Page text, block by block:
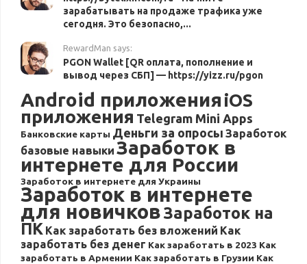
зарабатывать на продаже трафика уже
сегодня. Это безопасно,...
RewardMan says:
PGON Wallet [QR оплата, пополнение и
вывод через СБП] — https://yizz.ru/pgon
Android приложения iOS
приложения Telegram Mini Apps
Банковские карты Деньги за опросы Заработок
базовые навыки Заработок в
интернете для России
Заработок в интернете для Украины
Заработок в интернете
для новичковЗаработок на
ПК Как заработать без вложений Как
заработать без денег Как заработать в 2023 Как
заработать в Армении Как заработать в Грузии Как